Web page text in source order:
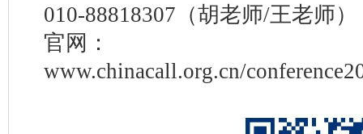
010-88818307（胡老师/王老师）
官网：
www.chinacall.org.cn/